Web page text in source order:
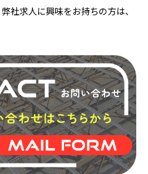
社求人に興味をお持ちの方は、